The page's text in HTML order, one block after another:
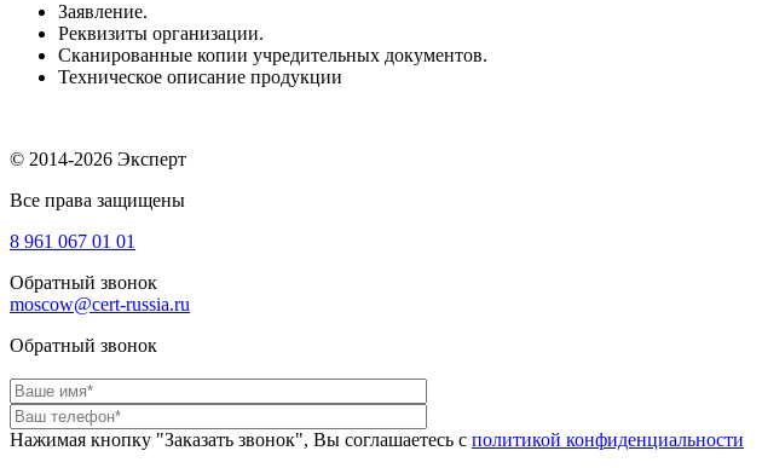
Заявление.
Реквизиты организации.
Сканированные копии учредительных документов.
Техническое описание продукции
© 2014-2026 Эксперт
Все права защищены
8 961 067 01 01
Обратный звонок
moscow@cert-russia.ru
Обратный звонок
Нажимая кнопку "Заказать звонок", Вы соглашаетесь с политикой конфиденциальности